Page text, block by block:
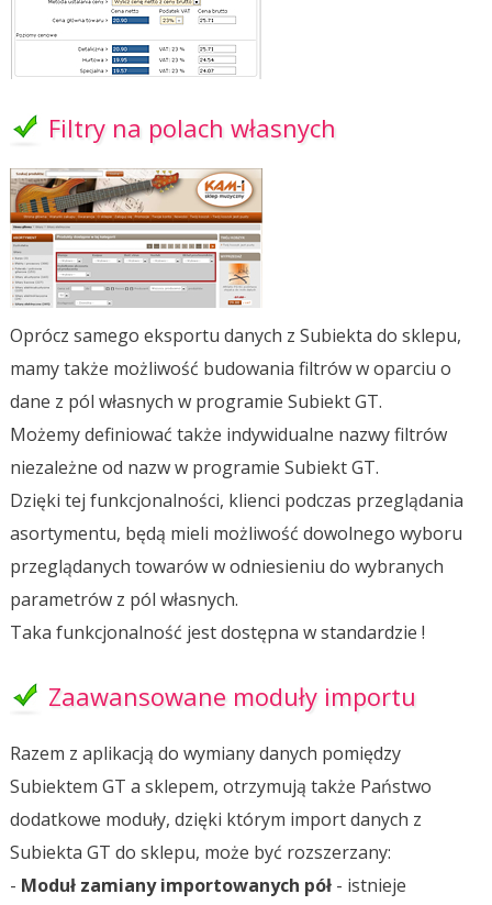
Filtry na polach własnych
Oprócz samego eksportu danych z Subiekta do sklepu,
mamy także możliwość budowania filtrów w oparciu o
dane z pól własnych w programie Subiekt GT.
Możemy definiować także indywidualne nazwy filtrów
niezależne od nazw w programie Subiekt GT.
Dzięki tej funkcjonalności, klienci podczas przeglądania
asortymentu, będą mieli możliwość dowolnego wyboru
przeglądanych towarów w odniesieniu do wybranych
parametrów z pól własnych.
Taka funkcjonalność jest dostępna w standardzie !
Zaawansowane moduły importu
Razem z aplikacją do wymiany danych pomiędzy
Subiektem GT a sklepem, otrzymują także Państwo
dodatkowe moduły, dzięki którym import danych z
Subiekta GT do sklepu, może być rozszerzany:
- Moduł zamiany importowanych pół- istnieje